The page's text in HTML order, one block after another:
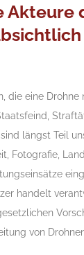
Akteure
die eine
längst Teil
Fotografie,
handelt
von